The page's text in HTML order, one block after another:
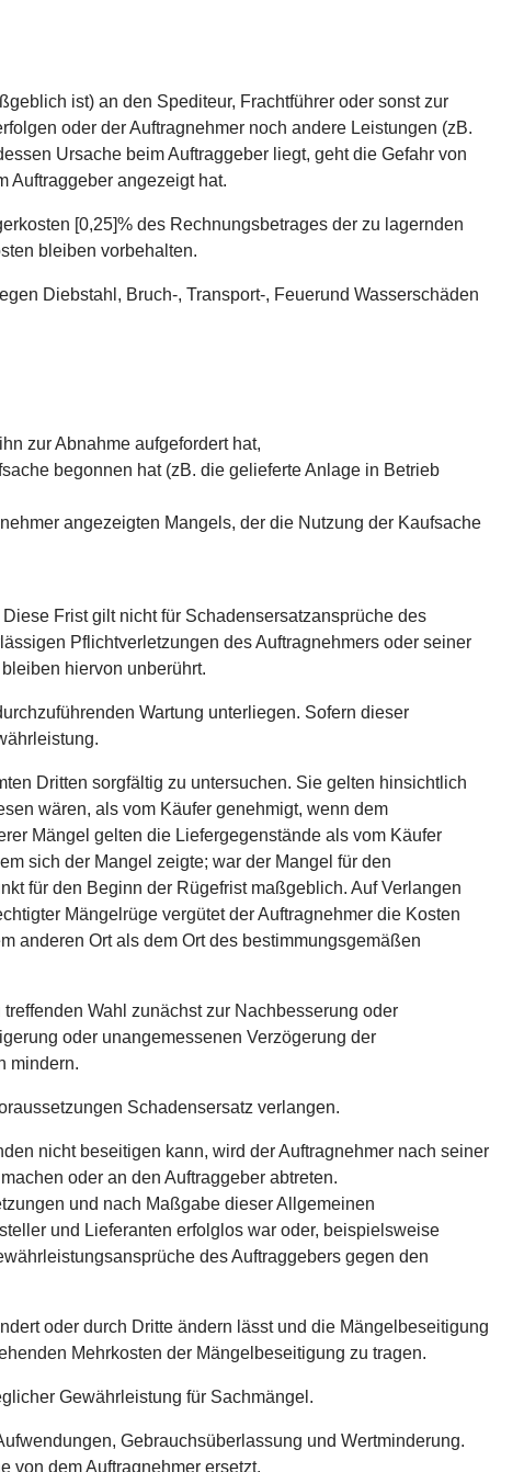
ist) an den Spediteur, Frachtführer oder sonst zur
oder der Auftragnehmer noch andere Leistungen (zB.
Ursache beim Auftraggeber liegt, geht die Gefahr von
Auftraggeber angezeigt hat.
[0,25]% des Rechnungsbetrages der zu lagernden
bleiben vorbehalten.
Diebstahl, Bruch-, Transport-, Feuerund Wasserschäden
zur Abnahme aufgefordert hat,
begonnen hat (zB. die gelieferte Anlage in Betrieb
angezeigten Mangels, der die Nutzung der Kaufsache
Frist gilt nicht für Schadensersatzansprüche des
Pflichtverletzungen des Auftragnehmers oder seiner
hiervon unberührt.
Wartung unterliegen. Sofern dieser
Dritten sorgfältig zu untersuchen. Sie gelten hinsichtlich
wären, als vom Käufer genehmigt, wenn dem
Mängel gelten die Liefergegenstände als vom Käufer
sich der Mangel zeigte; war der Mangel für den
für den Beginn der Rügefrist maßgeblich. Auf Verlangen
Mängelrüge vergütet der Auftragnehmer die Kosten
anderen Ort als dem Ort des bestimmungsgemäßen
Wahl zunächst zur Nachbesserung oder
oder unangemessenen Verzögerung der
mindern.
Schadensersatz verlangen.
nicht beseitigen kann, wird der Auftragnehmer nach seiner
oder an den Auftraggeber abtreten.
und nach Maßgabe dieser Allgemeinen
und Lieferanten erfolglos war oder, beispielsweise
des Auftraggebers gegen den
oder durch Dritte ändern lässt und die Mängelbeseitigung
Mehrkosten der Mängelbeseitigung zu tragen.
Gewährleistung für Sachmängel.
Gebrauchsüberlassung und Wertminderung.
von dem Auftragnehmer ersetzt.